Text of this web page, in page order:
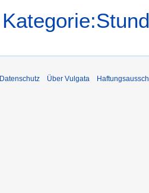
Datenschutz Über Vulgata